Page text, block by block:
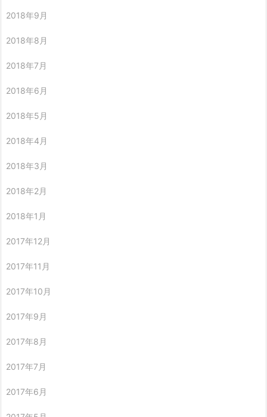
2018年9月
2018年8月
2018年7月
2018年6月
2018年5月
2018年4月
2018年3月
2018年2月
2018年1月
2017年12月
2017年11月
2017年10月
2017年9月
2017年8月
2017年7月
2017年6月